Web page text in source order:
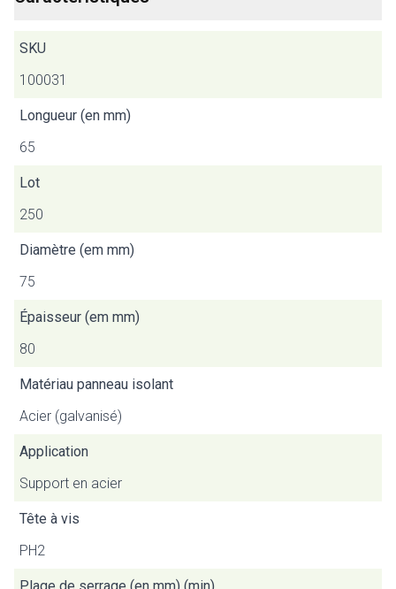
SKU
100031
Longueur (en mm)
65
Lot
250
Diamètre (em mm)
75
Épaisseur (em mm)
80
Matériau panneau isolant
Acier (galvanisé)
Application
Support en acier
Tête à vis
PH2